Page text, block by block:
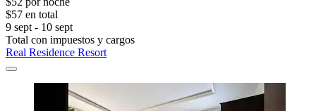
$57 en total
9 sept - 10 sept
Total con impuestos y cargos
Real Residence Resort